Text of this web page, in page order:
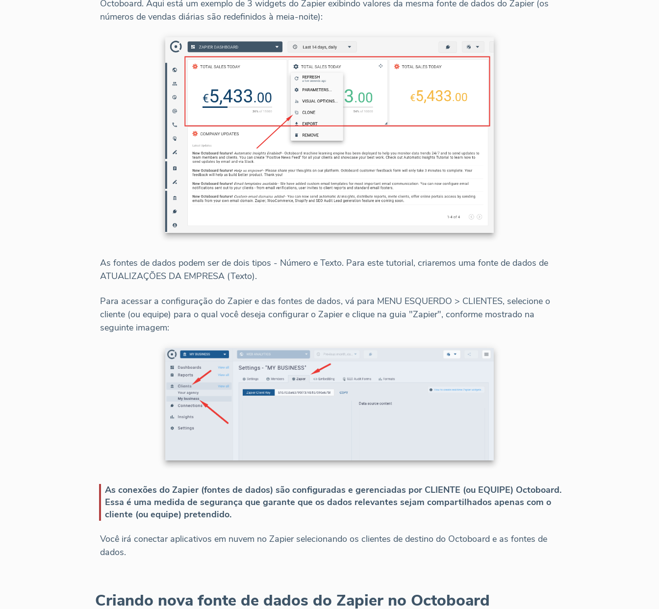
Octoboard. Aqui está um exemplo de 3 widgets do Zapier exibindo valores da mesma fonte de dados do Zapier (os
números de vendas diárias são redefinidos à meia-noite):
As fontes de dados podem ser de dois tipos - Número e Texto. Para este tutorial, criaremos uma fonte de dados de
ATUALIZAÇÕES DA EMPRESA (Texto).
Para acessar a configuração do Zapier e das fontes de dados, vá para MENU ESQUERDO > CLIENTES, selecione o
cliente (ou equipe) para o qual você deseja configurar o Zapier e clique na guia "Zapier", conforme mostrado na
seguinte imagem:
As conexões do Zapier (fontes de dados) são configuradas e gerenciadas por CLIENTE (ou EQUIPE) Octoboard.
Essa é uma medida de segurança que garante que os dados relevantes sejam compartilhados apenas com o
cliente (ou equipe) pretendido.
Você irá conectar aplicativos em nuvem no Zapier selecionando os clientes de destino do Octoboard e as fontes de
dados.
Criando nova fonte de dados do Zapier no Octoboard